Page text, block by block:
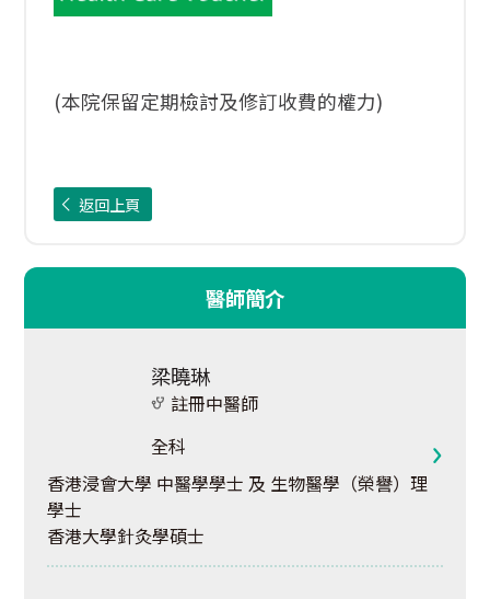
(本院保留定期檢討及修訂收費的權力)
返回上頁
醫師簡介
梁曉琳
註冊中醫師
全科
香港浸會大學 中醫學學士 及 生物醫學（榮譽）理
學士
香港大學針灸學碩士